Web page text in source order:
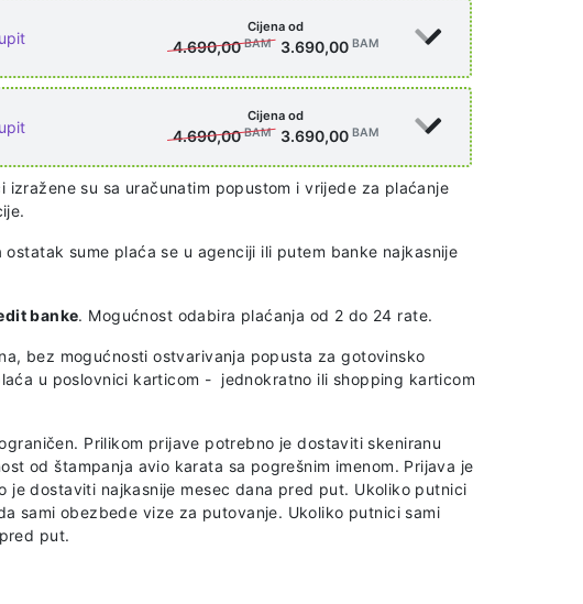
Cijena od
4.690,00BAM 3.690,00 BAM
Cijena od
4.690,00BAM 3.690,00 BAM
izražene su sa uračunatim popustom i vrijede za plaćanje
sume plaća se u agenciji ili putem banke najkasnije
banke. Mogućnost odabira plaćanja od 2 do 24 rate.
bez mogućnosti ostvarivanja popusta za gotovinsko
u poslovnici karticom - jednokratno ili shopping karticom
Prilikom prijave potrebno je dostaviti skeniranu
od štampanja avio karata sa pogrešnim imenom. Prijava je
dostaviti najkasnije mesec dana pred put. Ukoliko putnici
sami obezbede vize za putovanje. Ukoliko putnici sami
put.